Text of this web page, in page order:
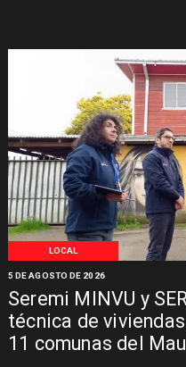
LOCAL
Seremi MINVU y
técnica de
11 comunas del
5 DE AGOSTO DE 2026